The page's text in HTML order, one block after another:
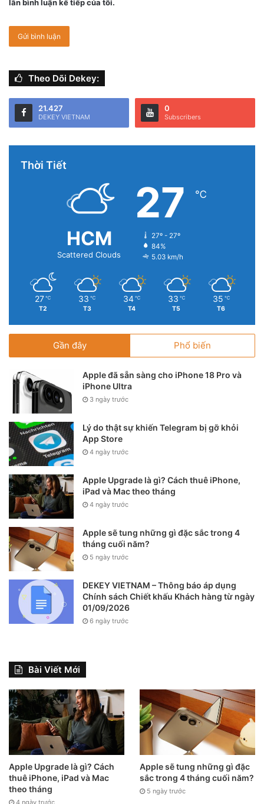
lần bình luận kế tiếp của tôi.
Theo Dõi Dekey:
21.427
DEKEY VIETNAM
0
Subscribers
Thời Tiết
HCM
Scattered Clouds
27 ℃
27º - 27º
84%
5.03 km/h
27 ℃
T2
33 ℃
T3
34 ℃
T4
33 ℃
T5
35 ℃
T6
Gần đây Phổ biến
Apple đã sẵn sàng cho iPhone 18 Pro và
iPhone Ultra
3 ngày trước
Lý do thật sự khiến Telegram bị gỡ khỏi
App Store
4 ngày trước
Apple Upgrade là gì? Cách thuê iPhone,
iPad và Mac theo tháng
4 ngày trước
Apple sẽ tung những gì đặc sắc trong 4
tháng cuối năm?
5 ngày trước
DEKEY VIETNAM – Thông báo áp dụng
Chính sách Chiết khấu Khách hàng từ ngày
01/09/2026
6 ngày trước
Bài Viết Mới
Apple Upgrade là gì? Cách
thuê iPhone, iPad và Mac
theo tháng
4 ngày trước
Apple sẽ tung những gì đặc
sắc trong 4 tháng cuối năm?
5 ngày trước